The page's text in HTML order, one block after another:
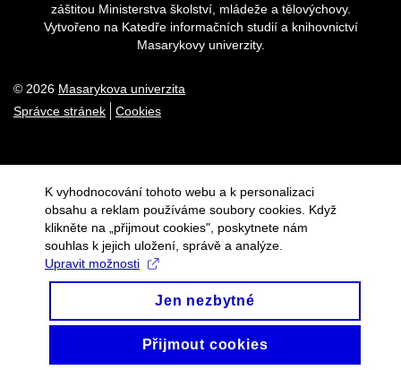
záštitou Ministerstva školství, mládeže a tělovýchovy.
Vytvořeno na Katedře informačních studií a knihovnictví
Masarykovy univerzity.
© 2026 Masarykova univerzita
Správce stránek
Cookies
K vyhodnocování tohoto webu a k personalizaci
obsahu a reklam používáme soubory cookies. Když
klikněte na „přijmout cookies", poskytnete nám
souhlas k jejich uložení, správě a analýze.
Upravit možnosti
Jen nezbytné
Přijmout cookies